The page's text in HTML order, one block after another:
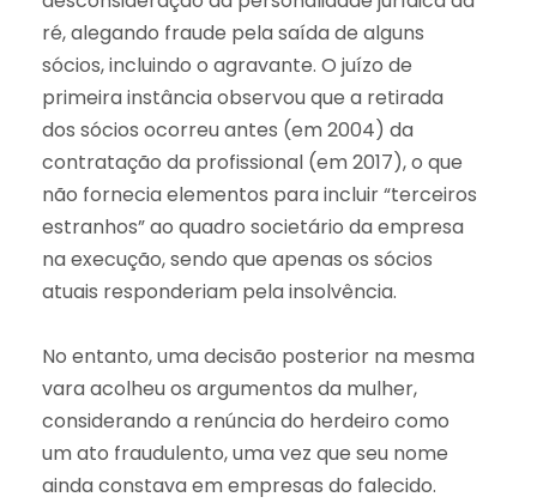
ré, alegando fraude pela saída de alguns
sócios, incluindo o agravante. O juízo de
primeira instância observou que a retirada
dos sócios ocorreu antes (em 2004) da
contratação da profissional (em 2017), o que
não fornecia elementos para incluir “terceiros
estranhos” ao quadro societário da empresa
na execução, sendo que apenas os sócios
atuais responderiam pela insolvência.
No entanto, uma decisão posterior na mesma
vara acolheu os argumentos da mulher,
considerando a renúncia do herdeiro como
um ato fraudulento, uma vez que seu nome
ainda constava em empresas do falecido.